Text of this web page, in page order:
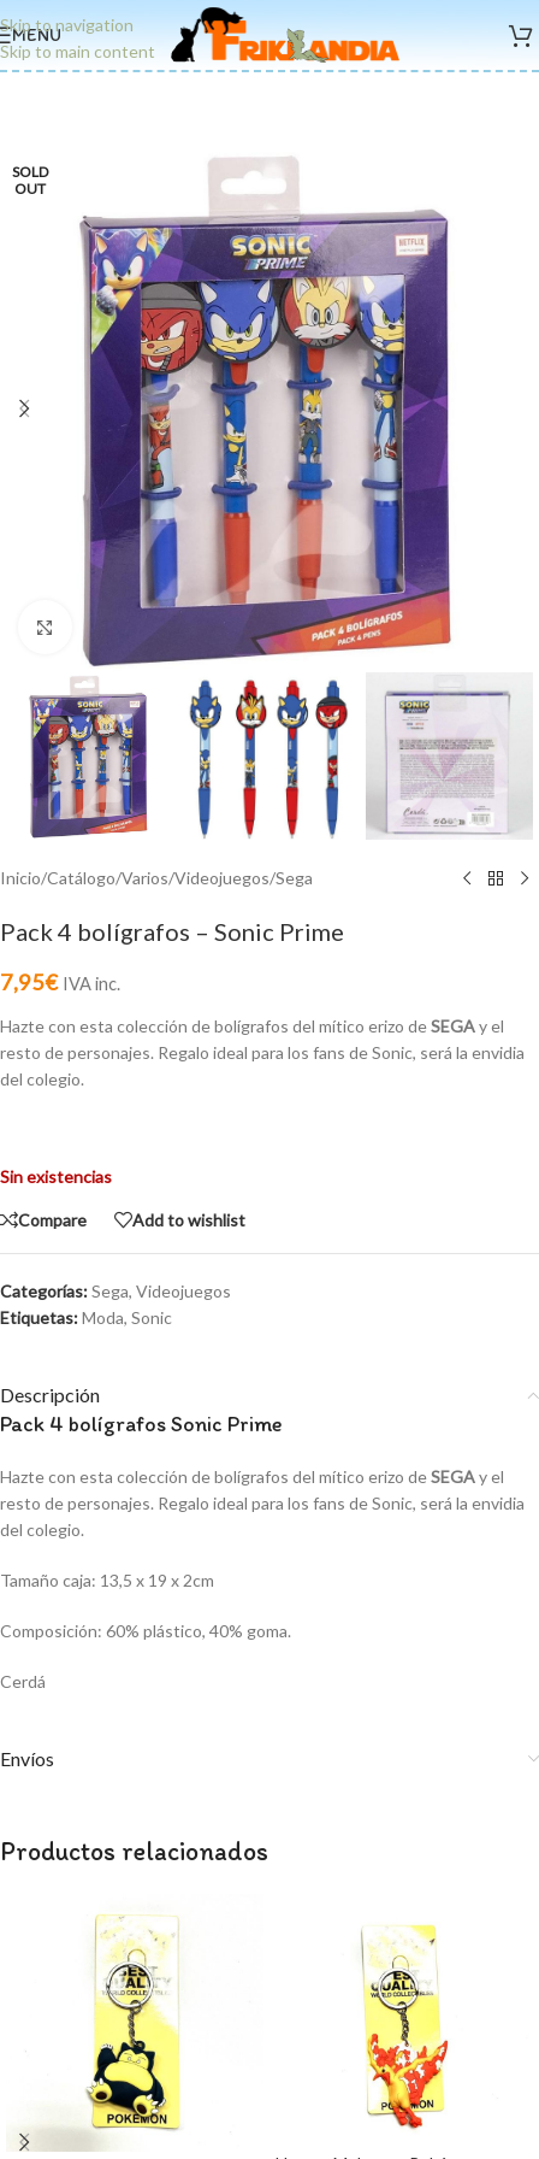
Skip to navigation
Skip to main content
MENU
SOLD
OUT
Click to enlarge
Inicio/Catálogo/Varios/Videojuegos/Sega
Pack 4 bolígrafos – Sonic Prime
7,95€ IVA inc.
Hazte con esta colección de bolígrafos del mítico erizo deSEGAy el
resto de personajes. Regalo ideal para los fans de Sonic, será la envidia
del colegio.
Sin existencias
Compare Add to wishlist
Categorías:Sega, Videojuegos
Etiquetas:Moda, Sonic
Descripción
Pack 4 bolígrafos Sonic Prime
Hazte con esta colección de bolígrafos del mítico erizo deSEGAy el
resto de personajes. Regalo ideal para los fans de Sonic, será la envidia
del colegio.
Tamaño caja: 13,5 x 19 x 2cm
Composición: 60% plástico, 40% goma.
Cerdá
Envíos
Productos relacionados